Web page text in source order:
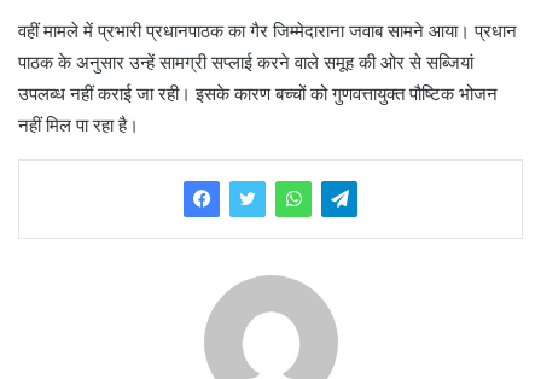
वहीं मामले में प्रभारी प्रधानपाठक का गैर जिम्मेदाराना जवाब सामने आया। प्रधान
पाठक के अनुसार उन्हें सामग्री सप्लाई करने वाले समूह की ओर से सब्जियां
उपलब्ध नहीं कराई जा रही। इसके कारण बच्चों को गुणवत्तायुक्त पौष्टिक भोजन
नहीं मिल पा रहा है।